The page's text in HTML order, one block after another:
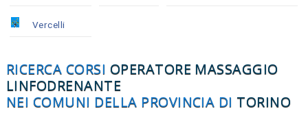
Vercelli
RICERCA CORSI OPERATORE MASSAGGIO
LINFODRENANTE
NEI COMUNI DELLA PROVINCIA DI TORINO